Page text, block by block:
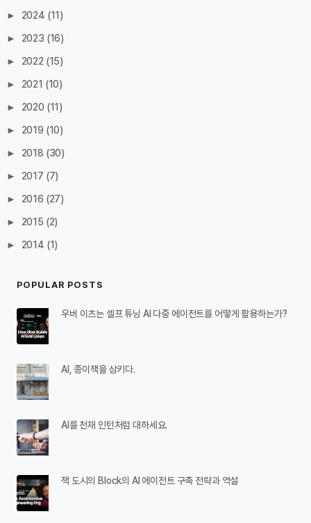
► 2024 (11)
► 2023 (16)
► 2022 (15)
► 2021 (10)
► 2020 (11)
► 2019 (10)
► 2018 (30)
► 2017 (7)
► 2016 (27)
► 2015 (2)
► 2014 (1)
POPULAR POSTS
우버 이츠는 셀프 튜닝 AI 다중 에이전트를 어떻게 활용하는가?
AI, 종이책을 삼키다.
AI를 천재 인턴처럼 대하세요.
잭 도시의 Block의 AI 에이전트 구축 전략과 역설